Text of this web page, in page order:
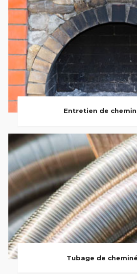
Entretien de
Tubage de